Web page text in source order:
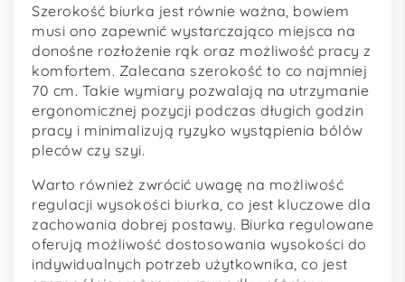
Szerokość biurka jest równie ważna, bowiem
musi ono zapewnić wystarczająco miejsca na
donośne rozłożenie rąk oraz możliwość pracy z
komfortem. Zalecana szerokość to co najmniej
70 cm. Takie wymiary pozwalają na utrzymanie
ergonomicznej pozycji podczas długich godzin
pracy i minimalizują ryzyko wystąpienia bólów
pleców czy szyi.
Warto również zwrócić uwagę na możliwość
regulacji wysokości biurka, co jest kluczowe dla
zachowania dobrej postawy. Biurka regulowane
oferują możliwość dostosowania wysokości do
indywidualnych potrzeb użytkownika, co jest